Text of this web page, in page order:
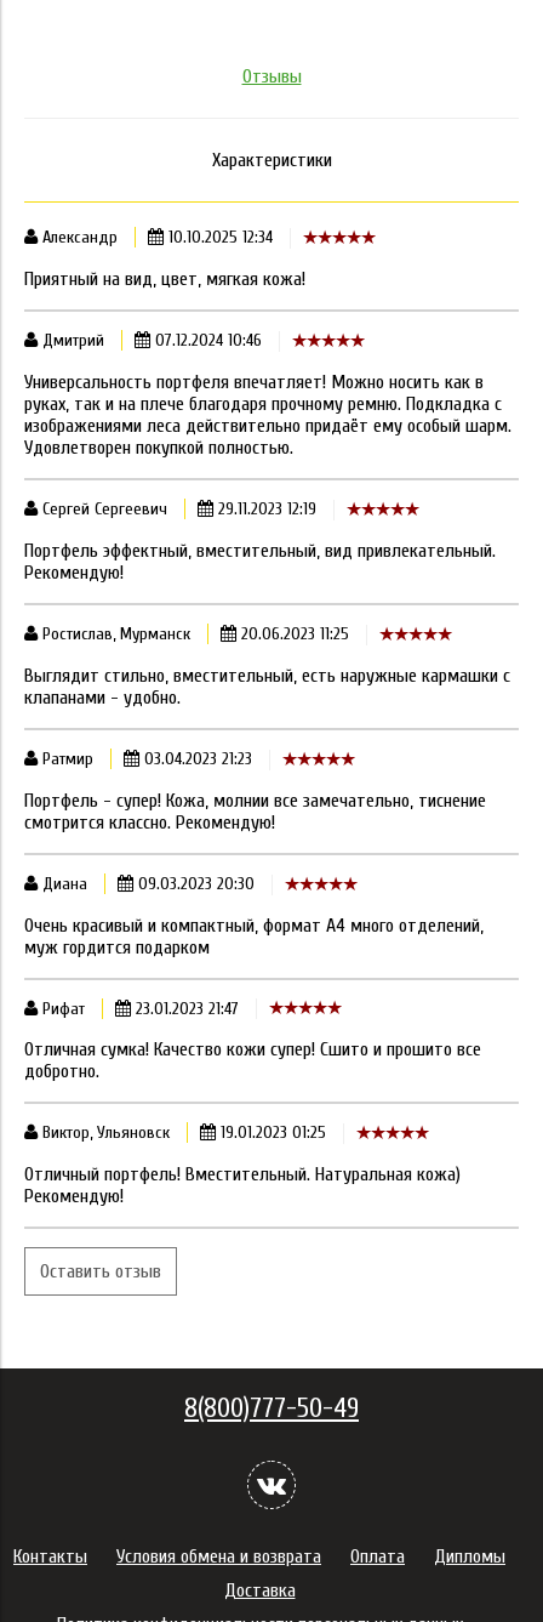
Отзывы
Характеристики
Александр 10.10.2025 12:34
Приятный на вид, цвет, мягкая кожа!
Дмитрий 07.12.2024 10:46
Универсальность портфеля впечатляет! Можно носить как в
руках, так и на плече благодаря прочному ремню. Подкладка с
изображениями леса действительно придаёт ему особый шарм.
Удовлетворен покупкой полностью.
Сергей Сергеевич 29.11.2023 12:19
Портфель эффектный, вместительный, вид привлекательный.
Рекомендую!
Ростислав, Мурманск 20.06.2023 11:25
Выглядит стильно, вместительный, есть наружные кармашки с
клапанами - удобно.
Ратмир 03.04.2023 21:23
Портфель - супер! Кожа, молнии все замечательно, тиснение
смотрится классно. Рекомендую!
Диана 09.03.2023 20:30
Очень красивый и компактный, формат А4 много отделений,
муж гордится подарком
Рифат 23.01.2023 21:47
Отличная сумка! Качество кожи супер! Сшито и прошито все
добротно.
Виктор, Ульяновск 19.01.2023 01:25
Отличный портфель! Вместительный. Натуральная кожа)
Рекомендую!
Оставить отзыв
8(800)777-50-49
Контакты Условия обмена и возврата Оплата
Дипломы
Доставка